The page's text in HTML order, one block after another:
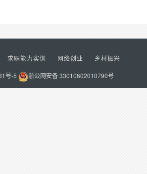
求职能力实训 网络创业 乡村振兴
号-5 浙公网安备 33010602010790号